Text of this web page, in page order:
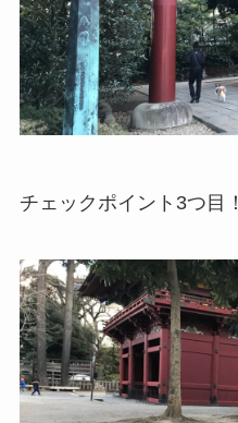
チェックポイント3つ目！